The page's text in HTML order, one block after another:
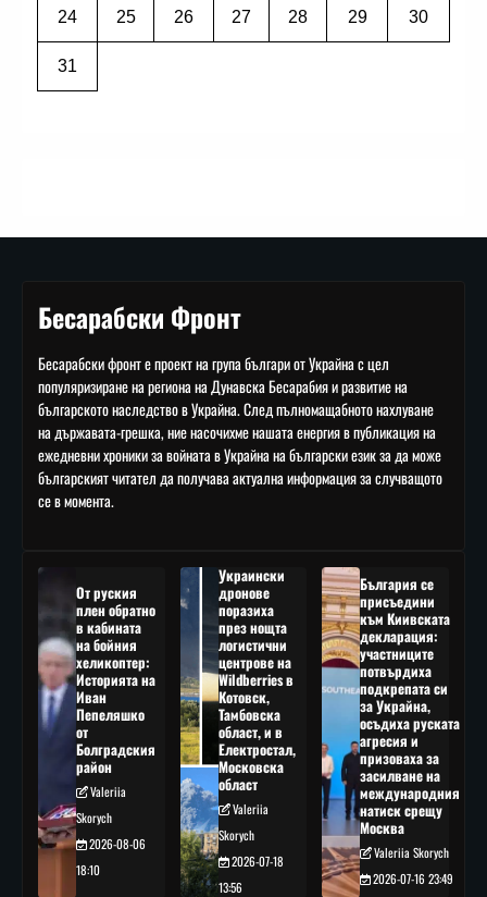
24 25 26 27 28 29 30
31
Бесарабски Фронт
Бесарабски фронт е проект на група българи от Украйна с цел
популяризиране на региона на Дунавска Бесарабия и развитие на
българското наследство в Украйна. След пълномащабното нахлуване
на държавата-грешка, ние насочихме нашата енергия в публикация на
ежедневни хроники за войната в Украйна на български език за да може
българският читател да получава актуална информация за случващото
се в момента.
От руския
плен обратно
в кабината
на бойния
хеликоптер:
Историята на
Иван
Пепеляшко
от
Болградския
район
Valeriia
Skorych
2026-08-06
18:10
Украински
дронове
поразиха
през нощта
логистични
центрове на
Wildberries в
Котовск,
Тамбовска
област, и в
Електростал,
Московска
област
Valeriia
Skorych
2026-07-18
13:56
България се
присъедини
към Киивската
декларация:
участниците
потвърдиха
подкрепата си
за Украйна,
осъдиха руската
агресия и
призоваха за
засилване на
международния
натиск срещу
Москва
Valeriia Skorych
2026-07-16 23:49